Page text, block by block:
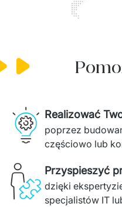
Realizować
poprzez
częściowo lub
Przyspieszyć
dzięki
specjalistów IT